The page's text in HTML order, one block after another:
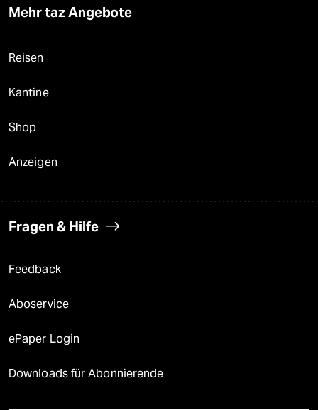
Mehr taz Angebote
Reisen
Kantine
Shop
Anzeigen
Fragen & Hilfe
Feedback
Aboservice
ePaper Login
Downloads für Abonnierende